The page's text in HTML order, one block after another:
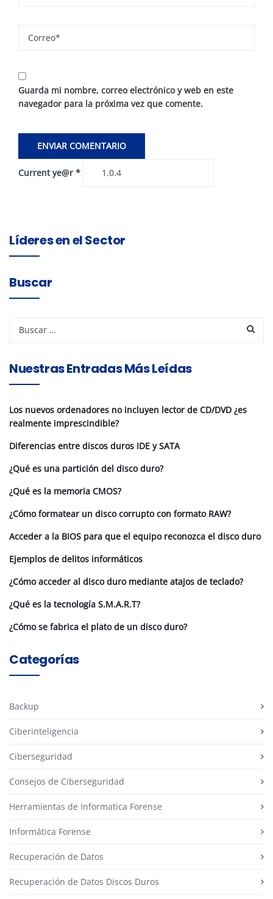
Guarda mi nombre, correo electrónico y web en este
navegador para la próxima vez que comente.
Current ye@r *
Líderes en el Sector
Buscar
Nuestras Entradas Más Leídas
Los nuevos ordenadores no incluyen lector de CD/DVD ¿es
realmente imprescindible?
Diferencias entre discos duros IDE y SATA
¿Qué es una partición del disco duro?
¿Qué es la memoria CMOS?
¿Cómo formatear un disco corrupto con formato RAW?
Acceder a la BIOS para que el equipo reconozca el disco duro
Ejemplos de delitos informáticos
¿Cómo acceder al disco duro mediante atajos de teclado?
¿Qué es la tecnología S.M.A.R.T?
¿Cómo se fabrica el plato de un disco duro?
Categorías
Backup
Ciberinteligencia
Ciberseguridad
Consejos de Ciberseguridad
Herramientas de Informatica Forense
Informática Forense
Recuperación de Datos
Recuperación de Datos Discos Duros